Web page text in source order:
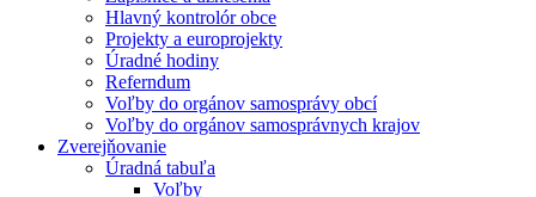
Hlavný kontrolór obce
Projekty a europrojekty
Úradné hodiny
Referndum
Voľby do orgánov samosprávy obcí
Voľby do orgánov samosprávnych krajov
Zverejňovanie
Úradná tabuľa
Voľby